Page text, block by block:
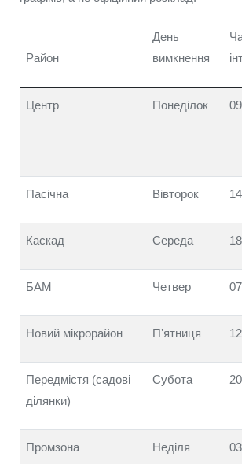
Район
День
вимкнення
Центр Понеділок
Пасічна Вівторок
Каскад Середа
БАМ Четвер
Новий мікрорайон Пʼятниця
Передмістя (садові
ділянки)
Субота
Промзона Неділя